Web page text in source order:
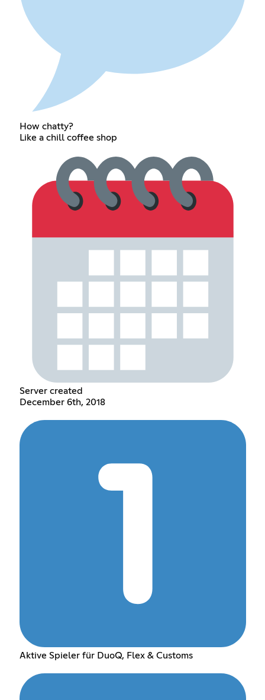
How chatty?
Like a chill coffee shop
Server created
December 6th, 2018
Aktive Spieler für DuoQ, Flex & Customs